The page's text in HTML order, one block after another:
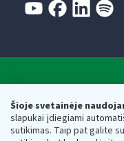
Šioje svetainėje
slapukai įdiegiami
sutikimas. Taip pat galite
Valstybinė
Respublikos
Biudžetinė įstaiga.